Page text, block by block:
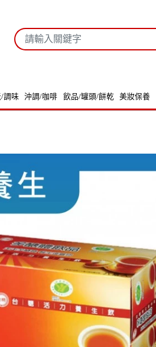
調味 沖調/咖啡 飲品/罐頭/餅乾 美妝保養